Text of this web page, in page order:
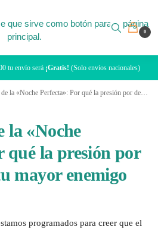
0
tu envío será ¡Gratis! (Solo envíos nacionales)
Perfecta»: Por qué la presión por descansar es tu mayor enemigo
la «Noche
qué la presión por
mayor enemigo
programados para creer que el